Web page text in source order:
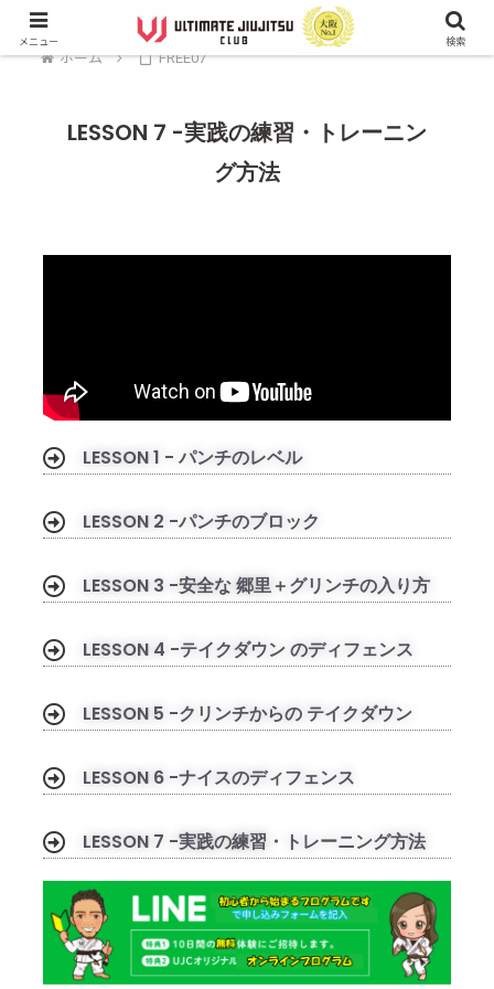
ホーム FREE07
LESSON 7 -実践の練習・トレーニン
グ方法
LESSON 1 - パンチのレベル
LESSON 2 -パンチのブロック
LESSON 3 -安全な 郷里＋グリンチの入り方
LESSON 4 -テイクダウン のディフェンス
LESSON 5 -クリンチからの テイクダウン
LESSON 6 -ナイスのディフェンス
LESSON 7 -実践の練習・トレーニング方法
メニュー 検索